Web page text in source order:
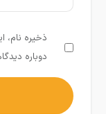
ذخیره نام،
دوباره